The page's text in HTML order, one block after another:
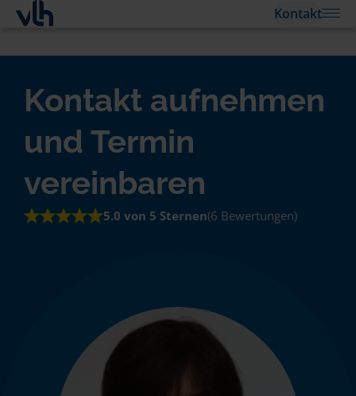
Kontakt
Kontakt aufnehmen
und Termin
vereinbaren
5.0 von 5 Sternen(6 Bewertungen)